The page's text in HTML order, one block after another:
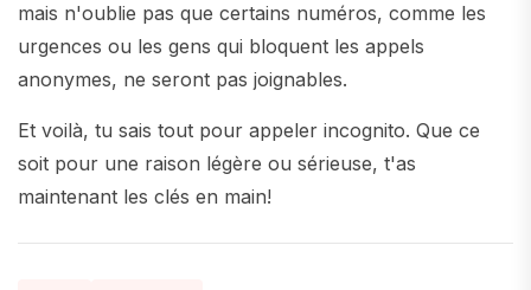
mais n'oublie pas que certains numéros, comme les
urgences ou les gens qui bloquent les appels
anonymes, ne seront pas joignables.
Et voilà, tu sais tout pour appeler incognito. Que ce
soit pour une raison légère ou sérieuse, t'as
maintenant les clés en main!